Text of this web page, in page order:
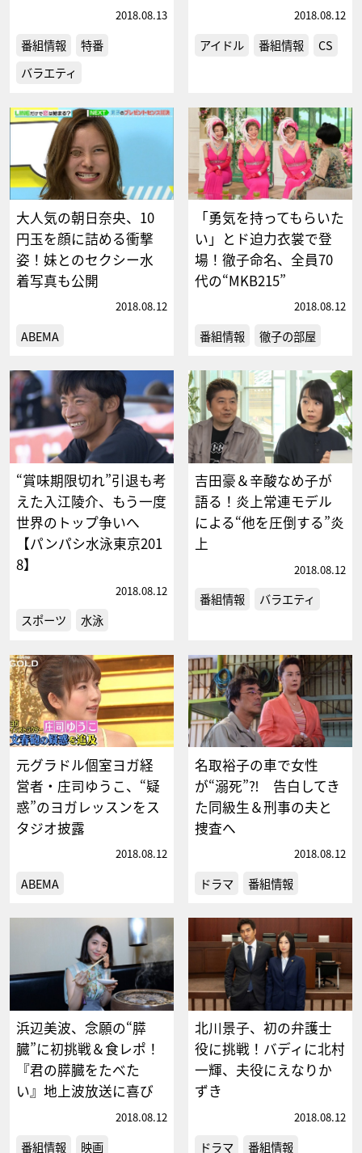
2018.08.13
番組情報
特番
バラエティ
2018.08.12
アイドル 番組情報 CS
大人気の朝日奈央、10
円玉を顔に詰める衝撃
姿！妹とのセクシー水
着写真も公開
2018.08.12
ABEMA
「勇気を持ってもらいた
い」とド迫力衣裳で登
場！徹子命名、全員70
代の“MKB215”
2018.08.12
番組情報 徹子の部屋
“賞味期限切れ”引退も考
えた入江陵介、もう一度
世界のトップ争いへ
【パンパシ水泳東京201
8】
2018.08.12
スポーツ 水泳
吉田豪＆辛酸なめ子が
語る！炎上常連モデル
による“他を圧倒する”炎
上
2018.08.12
番組情報 バラエティ
元グラドル個室ヨガ経
営者・庄司ゆうこ、“疑
惑”のヨガレッスンをス
タジオ披露
2018.08.12
ABEMA
名取裕子の車で女性
が“溺死”⁈ 告白してき
た同級生＆刑事の夫と
捜査へ
2018.08.12
ドラマ 番組情報
浜辺美波、念願の“膵
臓”に初挑戦＆食レポ！
『君の膵臓をたべた
い』地上波放送に喜び
2018.08.12
番組情報 映画
北川景子、初の弁護士
役に挑戦！バディに北村
一輝、夫役にえなりか
ずき
2018.08.12
ドラマ 番組情報